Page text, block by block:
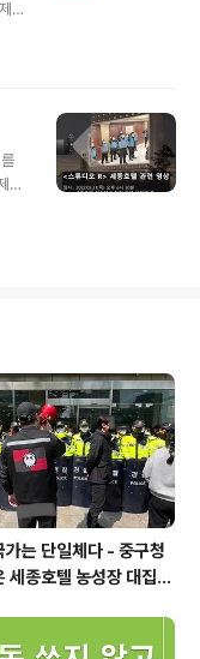
로
설
작
문
동
의
가는 단일체다 - 중구청
세종호텔 농성장 대집행